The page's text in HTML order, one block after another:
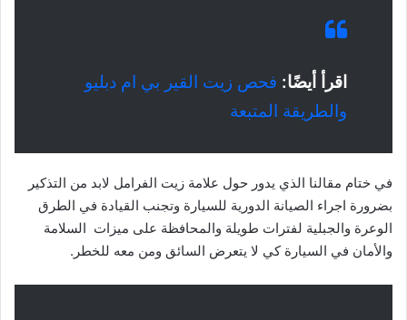
اقرأ أيضًا: فحص زيت القير بي ام دبليو
والطريقة المتبعة
في ختام مقالنا الذي يدور حول علامة زيت الفرامل لابد من التذكير
بضرورة اجراء الصيانة الدورية للسيارة وتجنب القيادة في الطرق
الوعرة والجبلية لفترات طويلة والمحافظة على ميزات السلامة
والأمان في السيارة كي لا يتعرض السائق ومن معه للخطر.